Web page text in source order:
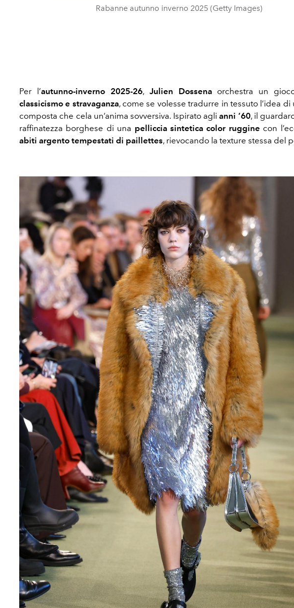
Rabanne autunno inverno 2025 (Getty Images)
Per l’autunno-inverno 2025-26, Julien Dossenaorchestra un
classicismo e stravaganza, come se volesse tradurre in tessuto l’idea di
composta che cela un’anima sovversiva. Ispirato aglianni ’60, il
raffinatezza borghese di una pelliccia sintetica color ruggine con
abiti argento tempestati di paillettes, rievocando la texture stessa del